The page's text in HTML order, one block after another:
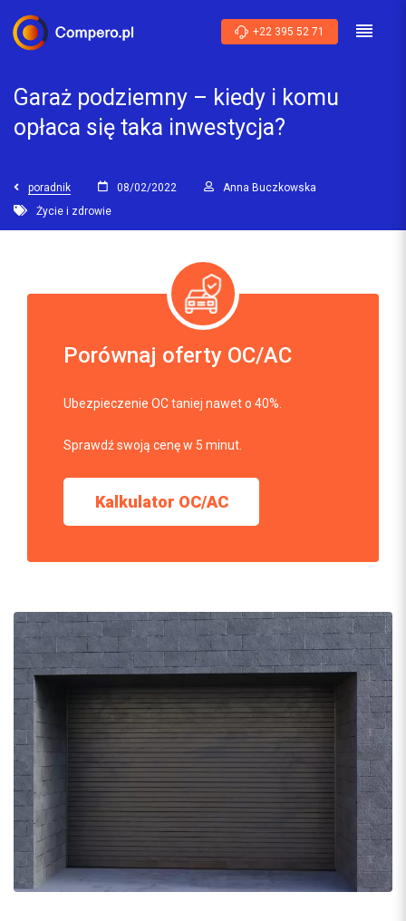
+22 395 52 71
Garaż podziemny – kiedy i komu
opłaca się taka inwestycja?
poradnik 08/02/2022
Anna Buczkowska
Życie i zdrowie
Porównaj oferty OC/AC
Ubezpieczenie OC taniej nawet o 40%.
Sprawdź swoją cenę w 5 minut.
Kalkulator OC/AC